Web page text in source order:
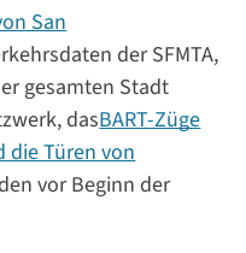
San
der SFMTA,
gesamten Stadt
dasBART-Züge
die Türen von
vor Beginn der